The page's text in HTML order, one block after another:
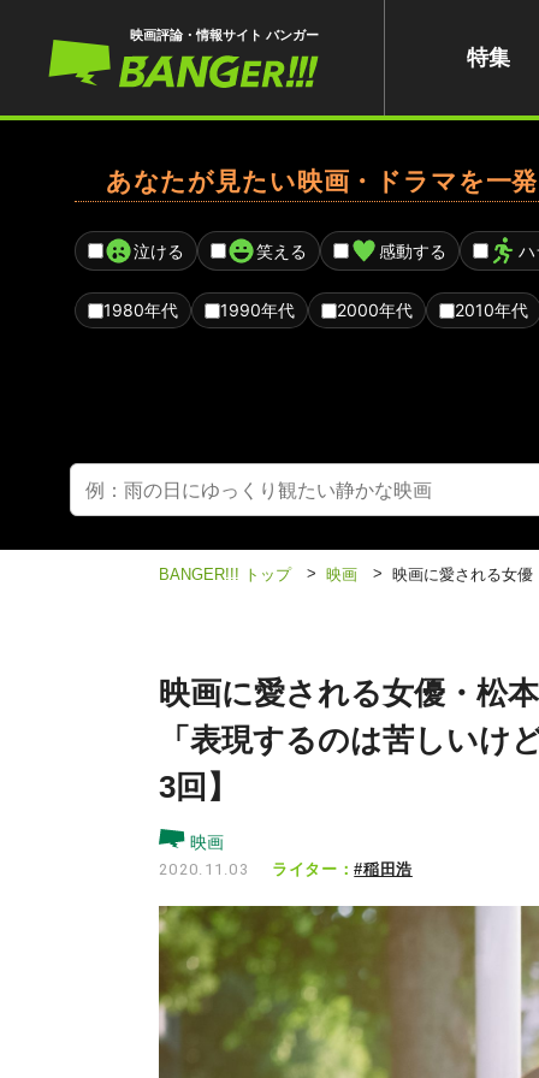
映画評論・情報サイト バンガー
特集
あなたが見たい映画・ドラマを一
泣ける 笑える 感動する ハ
1980年代 1990年代 2000年代 2010年代
BANGER!!! トップ > 映画 > 映画に愛される女優
映画に愛される女優・松
「表現するのは苦しいけ
3回】
映画
2020.11.03 ライター：#稲田浩